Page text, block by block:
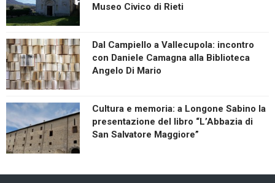
Museo Civico di Rieti
Dal Campiello a Vallecupola: incontro
con Daniele Camagna alla Biblioteca
Angelo Di Mario
Cultura e memoria: a Longone Sabino la
presentazione del libro “L’Abbazia di
San Salvatore Maggiore”